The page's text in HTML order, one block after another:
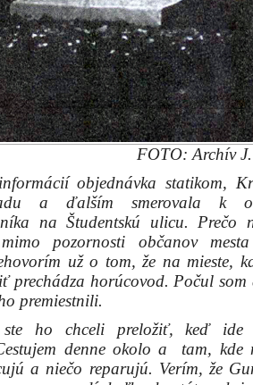
ho chceli preložiť, keď ide
denne okolo a tam, kde
a niečo reparujú. Verím, že
prezradí koľko by táto
že na rozdiel od neho v
že aj ďalších Trnavčanov o
dcéry autora Pamätníka majstra
zasmiať pri debate s nimi, ako
s preložením Pamätníka a
tom som si spomenul na
že ako dobrý krestan dodržuje.
že na miesto pomníka
Rastislava Štefánika,
je to pravda. Táto socha na
tvrdí Guniš. Prikladám kópie
kde táto socha skutočne stála.
o zachovaní Pamätníka na